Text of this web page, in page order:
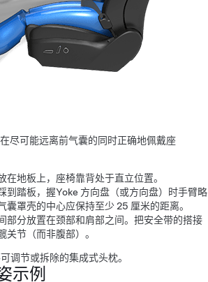
尽可能远离前气囊的同时正确地佩戴座
在地板上，座椅靠背处于直立位置。
到踏板，握Yoke 方向盘（或方向盘）
时手臂略
囊罩壳的中心应保持至少25 厘米的距离。
部分放置在颈部和肩部之间。把安全带的搭接
关节（而非腹部）。
调节或拆除的集成式头枕。
示例